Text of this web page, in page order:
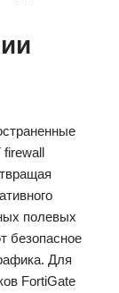
firewall
полевых
безопасное
Для
FortiGate